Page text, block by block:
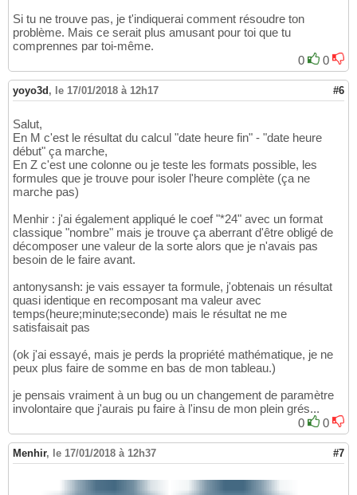
Si tu ne trouve pas, je t'indiquerai comment résoudre ton
problème. Mais ce serait plus amusant pour toi que tu
comprennes par toi-même.
0
0
yoyo3d , le 17/01/2018 à 12h17 #6
Salut,
En M c'est le résultat du calcul "date heure fin" - "date heure
début" ça marche,
En Z c'est une colonne ou je teste les formats possible, les
formules que je trouve pour isoler l'heure complète (ça ne
marche pas)
Menhir : j'ai également appliqué le coef "*24" avec un format
classique "nombre" mais je trouve ça aberrant d'être obligé de
décomposer une valeur de la sorte alors que je n'avais pas
besoin de le faire avant.
antonysansh: je vais essayer ta formule, j'obtenais un résultat
quasi identique en recomposant ma valeur avec
temps(heure;minute;seconde) mais le résultat ne me
satisfaisait pas
(ok j'ai essayé, mais je perds la propriété mathématique, je ne
peux plus faire de somme en bas de mon tableau.)
je pensais vraiment à un bug ou un changement de paramètre
involontaire que j'aurais pu faire à l'insu de mon plein grés...
0
0
Menhir, le 17/01/2018 à 12h37 #7